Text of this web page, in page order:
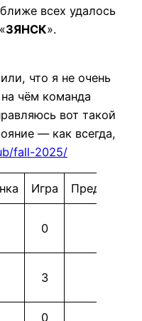
всех удалось
ЗЯНСК».
что я не очень
чём команда
вот такой
— как всегда,
fall-2025/
Игра
0
3
0